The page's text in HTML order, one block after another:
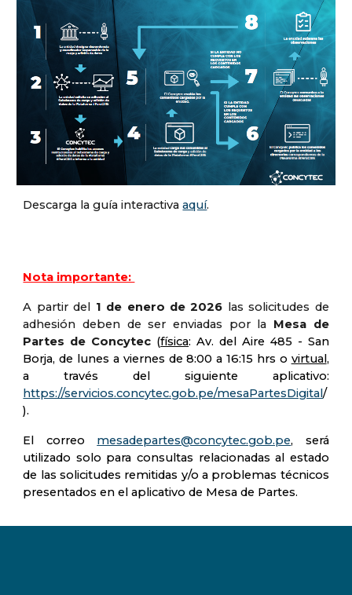
Descarga la guía interactivaaquí.
Nota importante:
A partir del 1 de enero de 2026 las solicitudes de
adhesión deben de ser enviadas por la Mesa de
Partes de Concytec (física: Av. del Aire 485 - San
Borja, de lunes a viernes de 8:00 a 16:15 hrs o virtual,
a través del siguiente aplicativo:
https://servicios.concytec.gob.pe/mesaPartesDigital/
).
El correo mesadepartes@concytec.gob.pe, será
utilizado solo para consultas relacionadas al estado
de las solicitudes remitidas y/o a problemas técnicos
presentados en el aplicativo de Mesa de Partes.